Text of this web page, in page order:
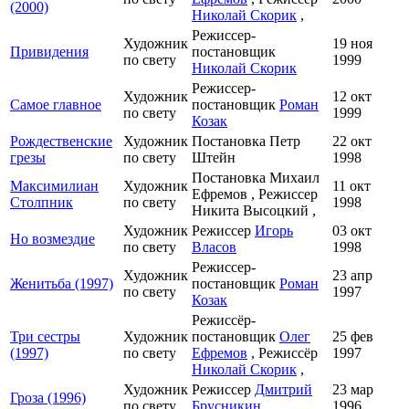
(2000)
Николай Скорик ,
Привидения
Художник
по свету
Режиссер-
постановщик
Николай Скорик
19 ноя
1999
Самое главное
Художник
по свету
Режиссер-
постановщик Роман
Козак
12 окт
1999
Рождественские
грезы
Художник
по свету
Постановка Петр
Штейн
22 окт
1998
Максимилиан
Столпник
Художник
по свету
Постановка Михаил
Ефремов , Режиссер
Никита Высоцкий ,
11 окт
1998
Но возмездие
Художник
по свету
Режиссер Игорь
Власов
03 окт
1998
Женитьба (1997)
Художник
по свету
Режиссер-
постановщик Роман
Козак
23 апр
1997
Три сестры
(1997)
Художник
по свету
Режиссёр-
постановщик Олег
Ефремов , Режиссёр
Николай Скорик ,
25 фев
1997
Гроза (1996)
Художник
по свету
Режиссер Дмитрий
Брусникин
23 мар
1996